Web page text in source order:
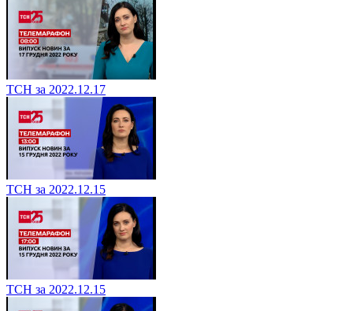
ТСН за 2022.12.17
ТСН за 2022.12.15
ТСН за 2022.12.15